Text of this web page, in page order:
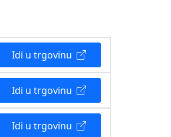
Idi u trgovinu
Idi u trgovinu
Idi u trgovinu